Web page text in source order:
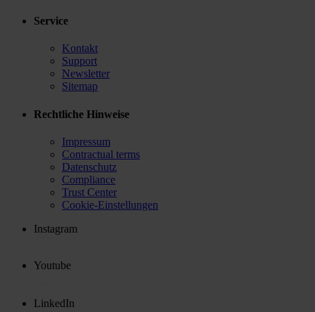
Service
Kontakt
Support
Newsletter
Sitemap
Rechtliche Hinweise
Impressum
Contractual terms
Datenschutz
Compliance
Trust Center
Cookie-Einstellungen
Instagram
Youtube
LinkedIn